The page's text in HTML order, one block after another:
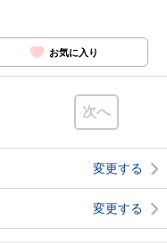
お気に入り
次へ
変更する
変更する